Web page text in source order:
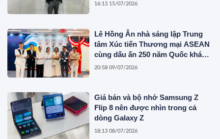
16:13 15/07/2026
Lê Hồng Ân nhà sáng lập Trung
tâm Xúc tiến Thương mại ASEAN
cùng dấu ấn 250 năm Quốc khánh
Hoa Kỳ
20:58 09/07/2026
Giá bán và bộ nhớ Samsung Z
Flip 8 nên được nhìn trong cả
dòng Galaxy Z
18:13 08/07/2026